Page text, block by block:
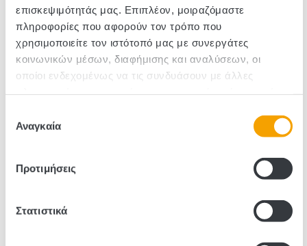
επισκεψιμότητάς μας. Επιπλέον, μοιραζόμαστε
πληροφορίες που αφορούν τον τρόπο που
χρησιμοποιείτε τον ιστότοπό μας με συνεργάτες
κοινωνικών μέσων, διαφήμισης και αναλύσεων, οι
οποίοι ενδεχομένως να τις συνδυάσουν με άλλες
των υπηρεσιών τους.
συγκατάθεσης
Αναγκαία
Προτιμήσεις
Στατιστικά
SKU :280801
Pieces/Box: 12